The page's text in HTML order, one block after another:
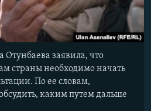
Отунбаева заявила, что
страны необходимо начать
По ее словам,
каким путем дальше